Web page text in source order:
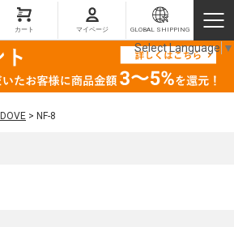
カート マイページ GLOBAL SHIPPING
> NF-8
Select Language ▼